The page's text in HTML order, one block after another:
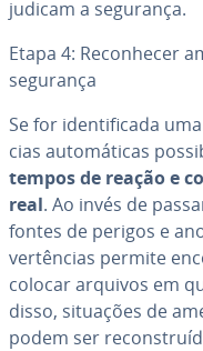
ju­di­cam a segurança.
Etapa 4: Re­co­nhe­cer
segurança
Se for iden­ti­fi­cada
cias au­to­má­ti­cas
tempos de reação e
real. Ao invés de
fontes de perigos e
ver­tên­cias permite
colocar arquivos em
disso, situações de
podem ser